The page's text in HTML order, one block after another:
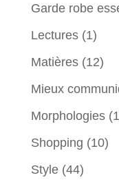
Garde robe
Lectures(1)
Matières(12)
Mieux
Morphologies
Shopping (10)
Style(44)